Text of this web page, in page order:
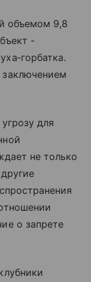
объемом 9,8
-
для
не только
о запрете